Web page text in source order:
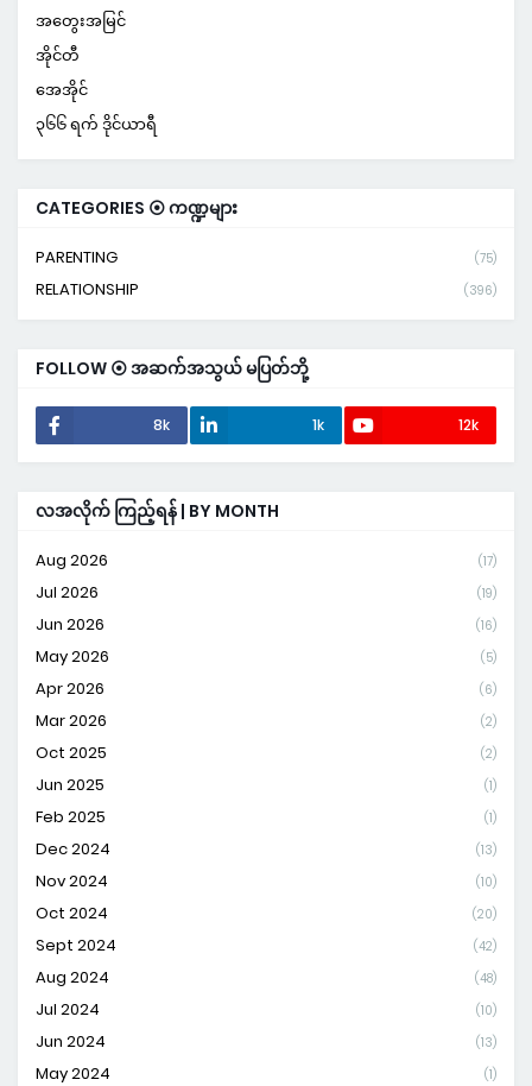
အတွေးအမြင်
အိုင်တီ
အေအိုင်
၃၆၆ ရက် ဒိုင်ယာရီ
CATEGORIES ⦿ ကဏ္ဍများ
PARENTING (75)
RELATIONSHIP (396)
FOLLOW ⦿ အဆက်အသွယ် မပြတ်ဘို့
8k 1k 12k
လအလိုက် ကြည့်ရန် | BY MONTH
Aug 2026 (17)
Jul 2026 (19)
Jun 2026 (16)
May 2026 (5)
Apr 2026 (6)
Mar 2026 (2)
Oct 2025 (2)
Jun 2025 (1)
Feb 2025 (1)
Dec 2024 (13)
Nov 2024 (10)
Oct 2024 (20)
Sept 2024 (42)
Aug 2024 (48)
Jul 2024 (10)
Jun 2024 (13)
May 2024 (1)